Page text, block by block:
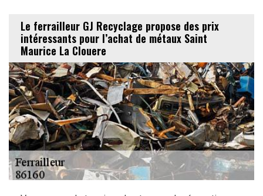
Le ferrailleur GJ Recyclage propose des prix
intéressants pour l’achat de métaux Saint
Maurice La Clouere